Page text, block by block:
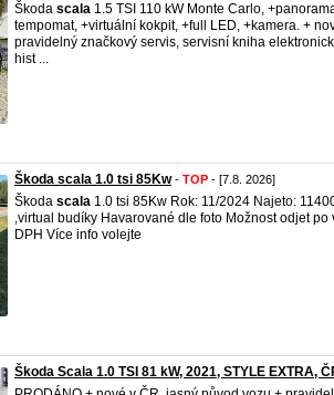
Škoda scala 1.5 TSI 110 kW Monte Carlo,
tempomat, +virtuální kokpit, +full LED, +kamera. +
pravidelný značkový servis, servisní kniha
hist ...
Škoda scala 1.0 tsi 85Kw- TOP - [7.8. 2026]
Škoda scala 1.0 tsi 85Kw Rok: 11/2024 Najeto:
,virtual budíky Havarované dle foto Možnost odjet
DPH Více info volejte
Škoda Scala 1.0 TSI 81 kW, 2021, STYLE EXTRA,